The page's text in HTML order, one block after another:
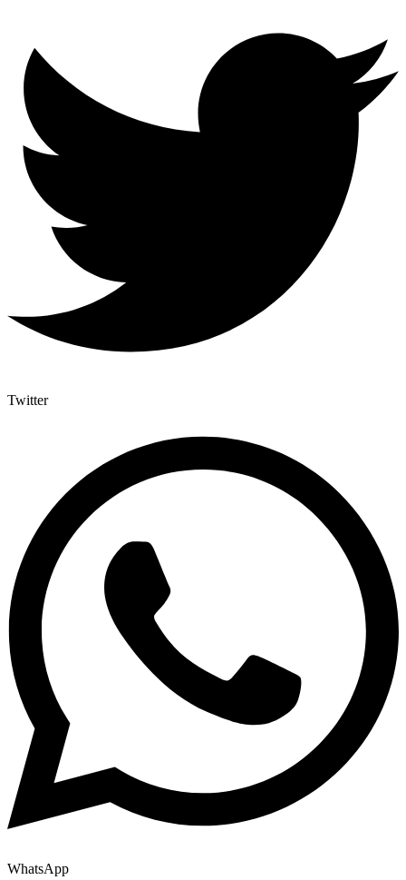
Twitter
WhatsApp